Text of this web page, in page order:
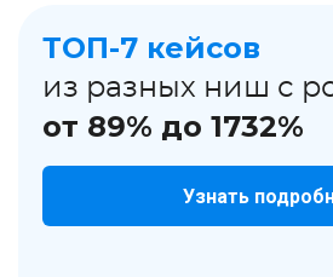
ТОП-7 кейсов
из разных ниш с
от 89% до 1732%
Узнать